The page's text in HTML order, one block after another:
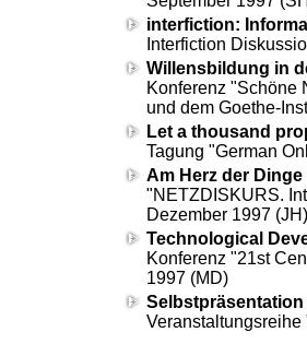
interfiction:
Interfiction
Willensbildung in
Konferenz "Schöne
und dem Goethe-
Let a thousand
Tagung "German
Am Herz der
"NETZDISKURS.
Dezember 1997 (JH)
Technological
Konferenz "21st
1997 (MD)